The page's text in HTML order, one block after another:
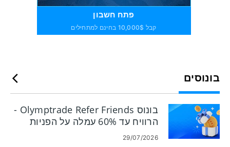
פתח חשבון
קבל 10,000$ בחינם למתחילים
בונוסים
בונוס Olymptrade Refer Friends -
הרוויח עד 60% עמלה על הפניות
29/07/2026